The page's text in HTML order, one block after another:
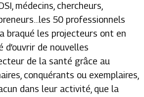
médecins, chercheurs,
50 professionnels
braqué les projecteurs ont en
d’ouvrir de nouvelles
de la santé grâce au
conquérants ou exemplaires,
dans leur activité, que la